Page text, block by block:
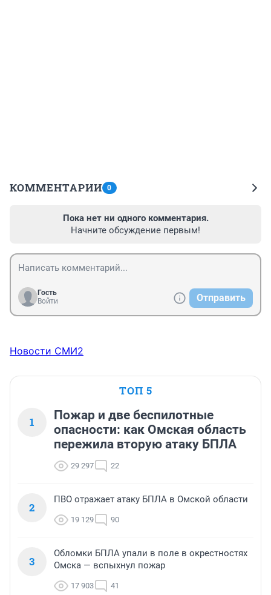
КОММЕНТАРИИ 0
Пока нет ни одного комментария.
Начните обсуждение первым!
Гость
Войти
Отправить
Новости СМИ2
ТОП 5
1
Пожар и две беспилотные
опасности: как Омская область
пережила вторую атаку БПЛА
29 297 22
2
ПВО отражает атаку БПЛА в Омской области
19 129 90
3
Обломки БПЛА упали в поле в окрестностях
Омска — вспыхнул пожар
17 903 41